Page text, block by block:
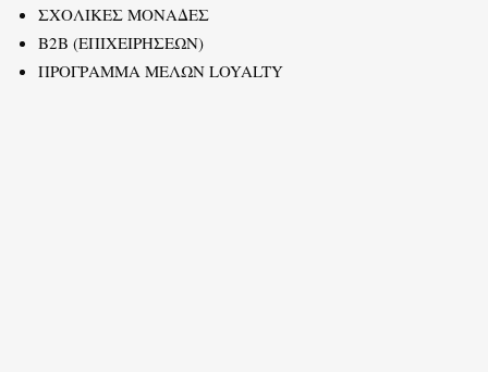
ΣΧΟΛΙΚΕΣ ΜΟΝΑΔΕΣ
B2B (ΕΠΙΧΕΙΡΗΣΕΩΝ)
ΠΡΟΓΡΑΜΜΑ ΜΕΛΩΝ LOYALTY